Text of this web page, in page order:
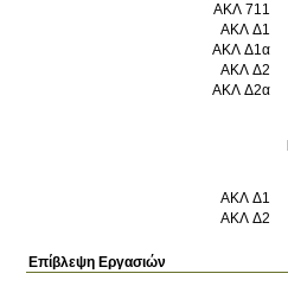
ΑΚΛ 711
ΑΚΛ Δ1
ΑΚΛ Δ1α
ΑΚΛ Δ2
ΑΚΛ Δ2α
ΑΚΛ Δ1
ΑΚΛ Δ2
Επίβλεψη Εργασιών